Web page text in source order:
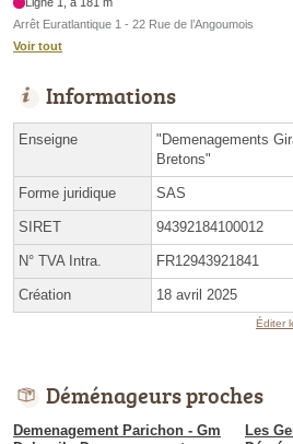
Arrêt Euratlantique 1 - 22 Rue de l’Angoumois
Voir tout
Informations
Enseigne
"Demenagements
Bretons"
Forme juridique SAS
SIRET 94392184100012
N° TVA Intra. FR12943921841
Création 18 avril 2025
Éditer
Déménageurs proches
Demenagement Parichon - Gm
Les